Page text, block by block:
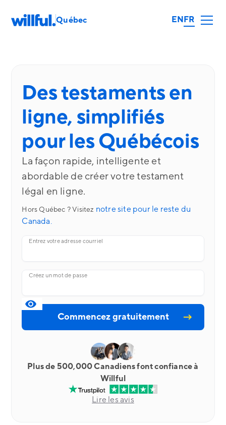
Québec ENFR
Des testaments en
ligne, simplifiés
pour les Québécois
La façon rapide, intelligente et
abordable de créer votre testament
légal en ligne.
Hors Québec ? Visitez notre site pour le reste du
Canada.
Entrez votre adresse courriel
Créez un mot de passe
Plus de 500,000 Canadiens font confiance à
Willful
Lire les avis